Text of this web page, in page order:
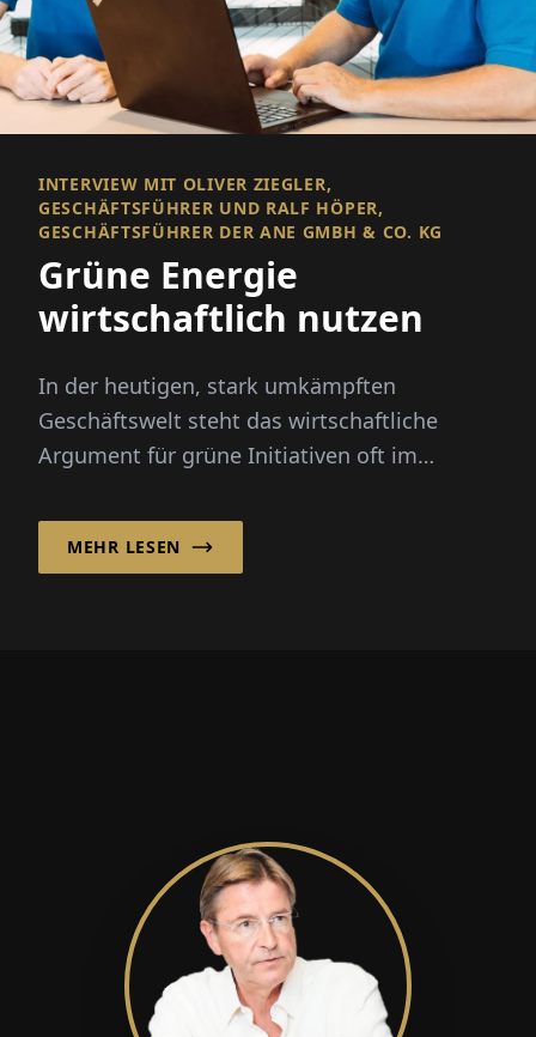
INTERVIEW MIT OLIVER ZIEGLER,
GESCHÄFTSFÜHRER UND RALF HÖPER,
GESCHÄFTSFÜHRER DER ANE GMBH & CO. KG
Grüne Energie
wirtschaftlich nutzen
In der heutigen, stark umkämpften
Geschäftswelt steht das wirtschaftliche
Argument für grüne Initiativen oft im
w...
MEHR LESEN